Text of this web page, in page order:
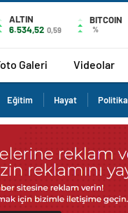
ALTIN
6.534,52 0,59
BITCOIN
%
Galeri Videolar
Eğitim Hayat Politika